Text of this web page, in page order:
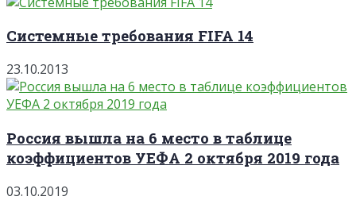
Системные требования FIFA 14
23.10.2013
Россия вышла на 6 место в таблице
коэффициентов УЕФА 2 октября 2019 года
03.10.2019